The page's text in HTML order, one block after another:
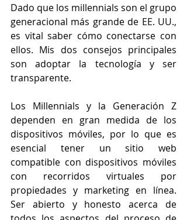
Dado que los millennials son el grupo
generacional más grande de EE. UU.,
es vital saber cómo conectarse con
ellos. Mis dos consejos principales
son adoptar la tecnología y ser
transparente.
Los Millennials y la Generación Z
dependen en gran medida de los
dispositivos móviles, por lo que es
esencial tener un sitio web
compatible con dispositivos móviles
con recorridos virtuales por
propiedades y marketing en línea.
Ser abierto y honesto acerca de